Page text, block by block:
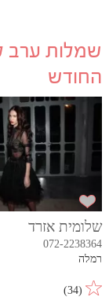
שמלות ערב
החודש
שלומית אזרד
072-2238364
רמלה
(
34
)